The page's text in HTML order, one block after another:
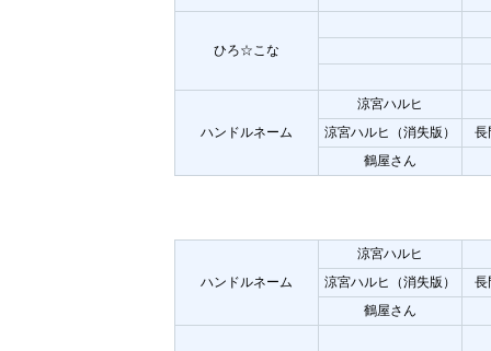
ひろ☆こな
ハンドルネーム
涼宮ハルヒ
涼宮ハルヒ（消失版）
長
鶴屋さん
ハンドルネーム
涼宮ハルヒ
涼宮ハルヒ（消失版）
長
鶴屋さん